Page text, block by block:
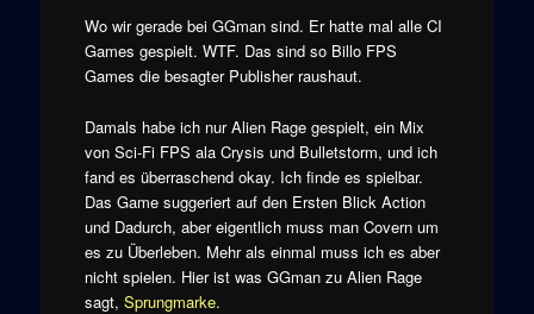
Wo wir gerade bei GGman sind. Er hatte mal alle CI
Games gespielt. WTF. Das sind so Billo FPS
Games die besagter Publisher raushaut.
Damals habe ich nur Alien Rage gespielt, ein Mix
von Sci-Fi FPS ala Crysis und Bulletstorm, und ich
fand es überraschend okay. Ich finde es spielbar.
Das Game suggeriert auf den Ersten Blick Action
und Dadurch, aber eigentlich muss man Covern um
es zu Überleben. Mehr als einmal muss ich es aber
nicht spielen. Hier ist was GGman zu Alien Rage
sagt, Sprungmarke.